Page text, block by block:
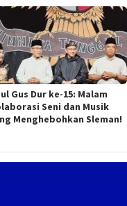
Gus Dur ke-15: Malam
Seni dan Musik
Menghebohkan Sleman!